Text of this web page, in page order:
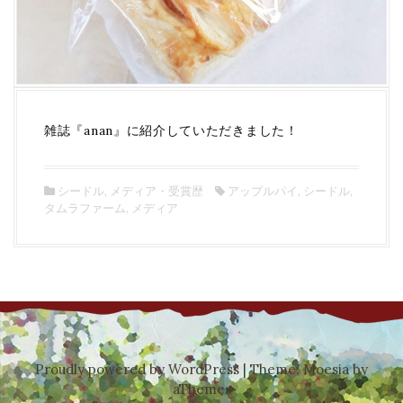
雑誌『anan』に紹介していただきました！
シードル, メディア・受賞歴 アップルパイ , シードル,
タムラファーム, メディア
Proudly powered by WordPress |Theme:Moesiaby
aThemes